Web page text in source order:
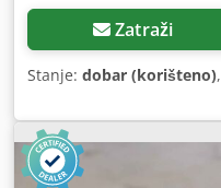
Zatraži
Stanje: dobar (korišteno),